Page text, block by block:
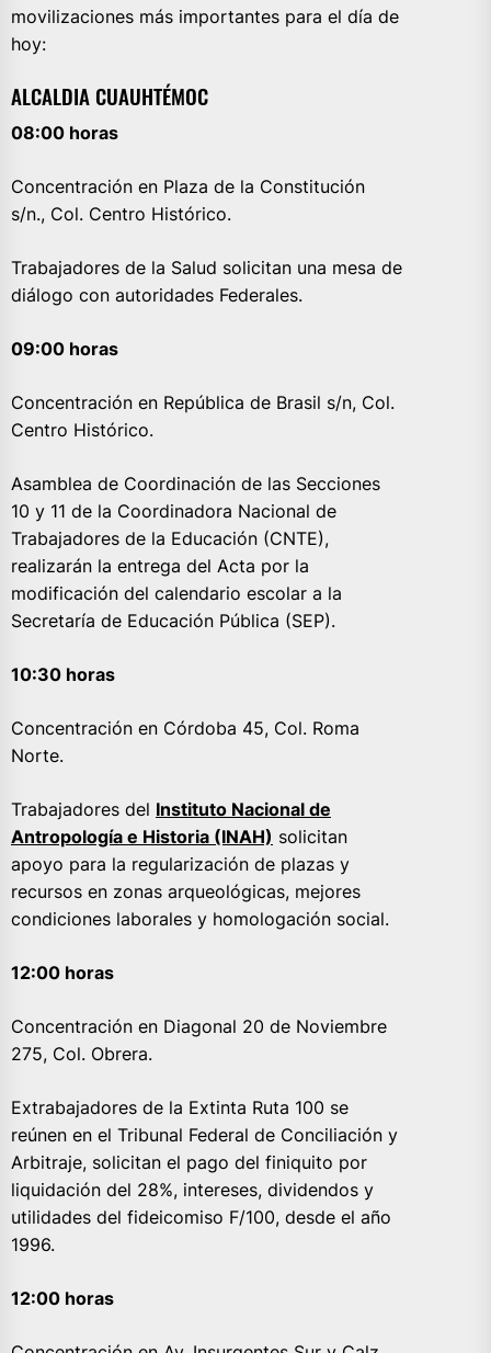
movilizaciones más importantes para el día de
hoy:
ALCALDIA CUAUHTÉMOC
08:00 horas
Concentración en Plaza de la Constitución
s/n., Col. Centro Histórico.
Trabajadores de la Salud solicitan una mesa de
diálogo con autoridades Federales.
09:00 horas
Concentración en República de Brasil s/n, Col.
Centro Histórico.
Asamblea de Coordinación de las Secciones
10 y 11 de la Coordinadora Nacional de
Trabajadores de la Educación (CNTE),
realizarán la entrega del Acta por la
modificación del calendario escolar a la
Secretaría de Educación Pública (SEP).
10:30 horas
Concentración en Córdoba 45, Col. Roma
Norte.
Trabajadores del Instituto Nacional de
Antropología e Historia (INAH) solicitan
apoyo para la regularización de plazas y
recursos en zonas arqueológicas, mejores
condiciones laborales y homologación social.
12:00 horas
Concentración en Diagonal 20 de Noviembre
275, Col. Obrera.
Extrabajadores de la Extinta Ruta 100 se
reúnen en el Tribunal Federal de Conciliación y
Arbitraje, solicitan el pago del finiquito por
liquidación del 28%, intereses, dividendos y
utilidades del fideicomiso F/100, desde el año
1996.
12:00 horas